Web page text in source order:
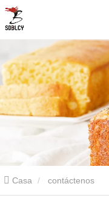
Casa contáctenos